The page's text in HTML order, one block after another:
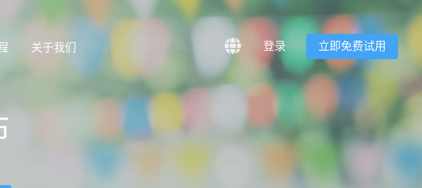
登录 立即免费试用
关于我们